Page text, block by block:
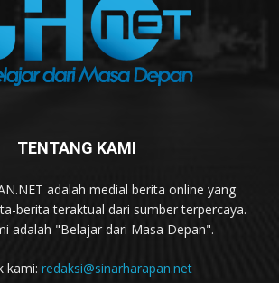
TENTANG KAMI
adalah medial berita online yang
berita teraktual dari sumber terpercaya.
adalah "Belajar dari Masa Depan".
kami: redaksi@sinarharapan.net